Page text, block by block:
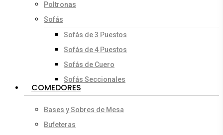
Poltronas
Sofás
Sofás de 3 Puestos
Sofás de 4 Puestos
Sofás de Cuero
Sofás Seccionales
COMEDORES
Bases y Sobres de Mesa
Bufeteras